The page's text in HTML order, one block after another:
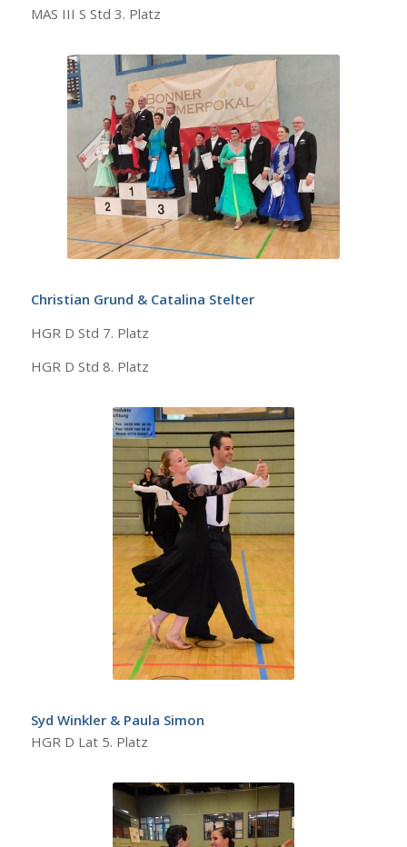
MAS III S Std 3. Platz
Christian Grund & Catalina Stelter
HGR D Std 7. Platz
HGR D Std 8. Platz
Syd Winkler & Paula Simon
HGR D Lat 5. Platz